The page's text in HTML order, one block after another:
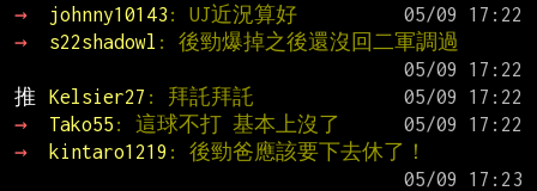
→
johnny10143 : UJ近況算好
→
s22shadowl : 後勁爆掉之後還沒回二軍調過
推
Kelsier27 : 拜託拜託
→
Tako55 : 這球不打 基本上沒了
→
kintaro1219 : 後勁爸應該要下去休了！